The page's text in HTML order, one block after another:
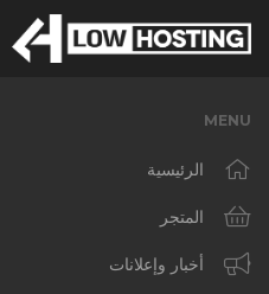
MENU
الرئيسية
المتجر
تصفح الكل
أخبار وإعلانات